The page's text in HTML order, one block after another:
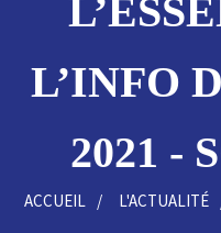
L’INFO
2021 -
ACCUEIL L'ACTUALITÉ